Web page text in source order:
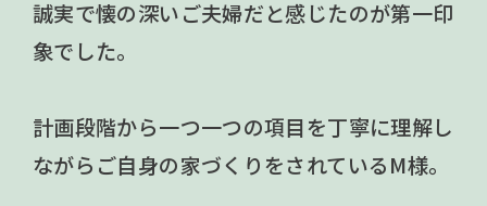
誠実で懐の深いご夫婦だと感じたのが第一印
象でした。
計画段階から一つ一つの項目を丁寧に理解し
ながらご自身の家づくりをされているM様。